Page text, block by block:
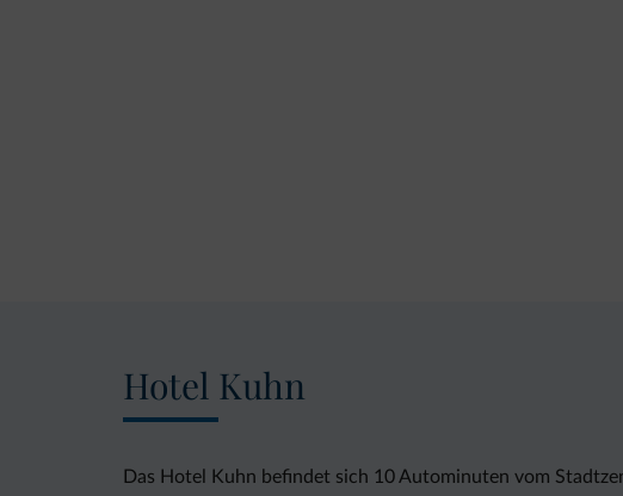
Hotel Kuhn
Das Hotel Kuhn befindet sich 10 Autominuten vom